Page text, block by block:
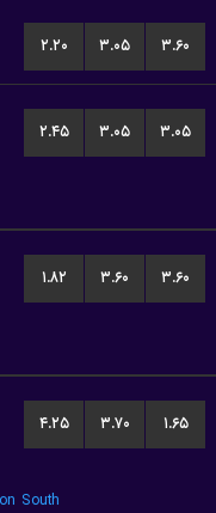
۲.۲۰ ۳.۰۵ ۳.۶۰
۲.۴۵ ۳.۰۵ ۳.۰۵
۱.۸۲ ۳.۶۰ ۳.۶۰
۴.۲۵ ۳.۷۰ ۱.۶۵
South